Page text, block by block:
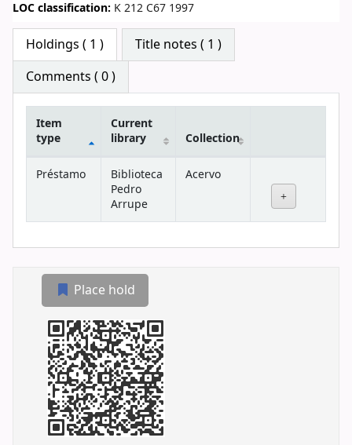
LOC classification: K 212 C67 1997
Star ratings
Holdings ( 1 )
Title notes ( 1 )
Comments ( 0 )
Holdings
Item
type
Current
library
Collection
Préstamo
Biblioteca
Pedro
Arrupe
Acervo
Place hold